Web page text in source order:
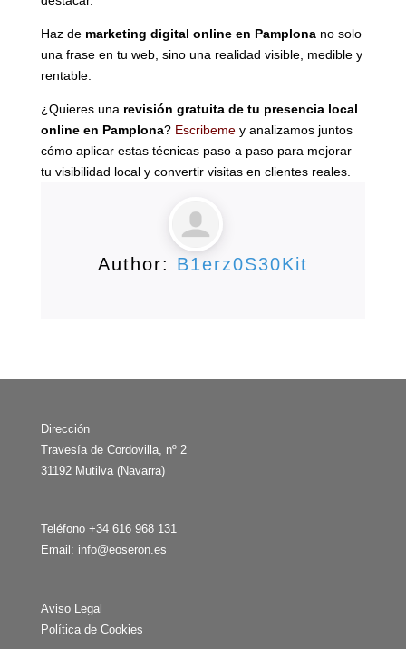
Haz de marketing digital online en Pamplonano solo
una frase en tu web, sino una realidad visible, medible y
rentable.
¿Quieres una revisión gratuita de tu presencia local
online en Pamplona? Escribemey analizamos juntos
cómo aplicar estas técnicas paso a paso para mejorar
tu visibilidad local y convertir visitas en clientes reales.
Author: B1erz0S30Kit
Dirección
Travesía de Cordovilla, nº 2
31192 Mutilva (Navarra)
Teléfono +34 616 968 131
Email: info@eoseron.es
Aviso Legal
Política de Cookies